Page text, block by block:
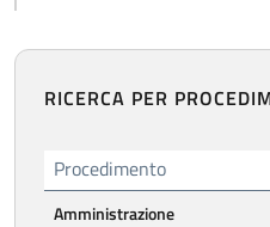
RICERCA PER
Procedimento
Amministrazione